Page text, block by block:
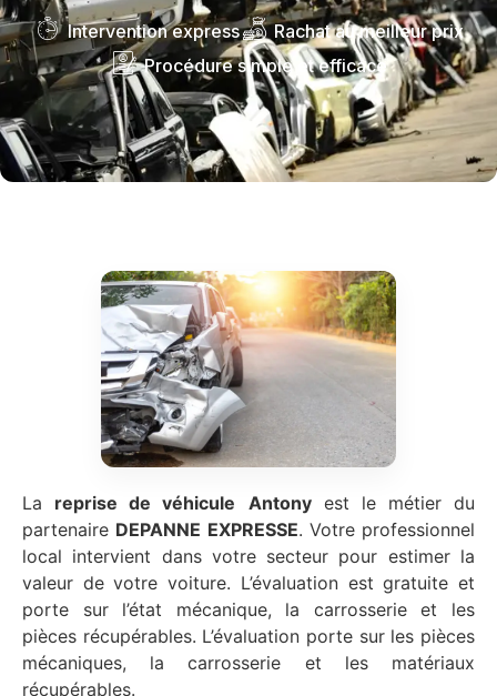
Intervention express
Rachat au meilleur prix
Procédure simple et efficace
La reprise de véhicule Antonyest le métier du
partenaire DEPANNE EXPRESSE. Votre professionnel
local intervient dans votre secteur pour estimer la
valeur de votre voiture. L’évaluation est gratuite et
porte sur l’état mécanique, la carrosserie et les
pièces récupérables. L’évaluation porte sur les pièces
mécaniques, la carrosserie et les matériaux
récupérables.